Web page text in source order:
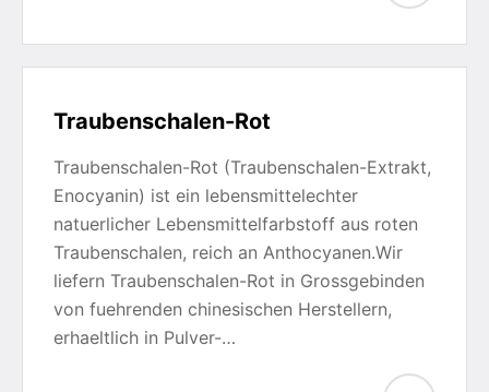
Traubenschalen-Rot
Traubenschalen-Rot (Traubenschalen-Extrakt,
Enocyanin) ist ein lebensmittelechter
natuerlicher Lebensmittelfarbstoff aus roten
Traubenschalen, reich an Anthocyanen.Wir
liefern Traubenschalen-Rot in Grossgebinden
von fuehrenden chinesischen Herstellern,
erhaeltlich in Pulver-…